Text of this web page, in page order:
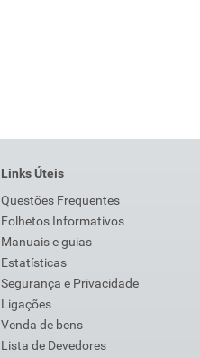
Links Úteis
Questões Frequentes
Folhetos Informativos
Manuais e guias
Estatísticas
Segurança e Privacidade
Ligações
Venda de bens
Lista de Devedores